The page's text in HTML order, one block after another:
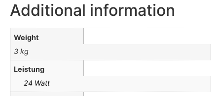
Additional information
Weight
3 kg
Leistung
24 Watt